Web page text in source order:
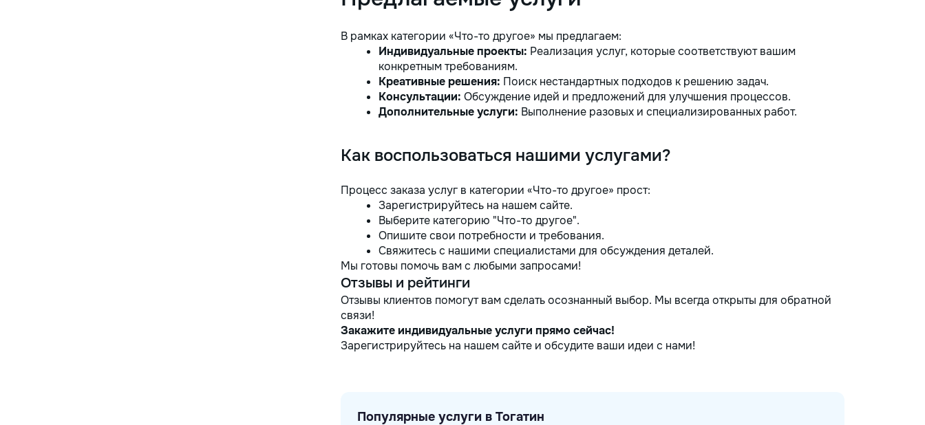
funcționale! Calitatea noastră –
В рамках категории «Что-то другое» мы предлагаем:
Индивидуальные проекты: Реализация услуг, которые соответствуют вашим
конкретным требованиям.
Креативные решения: Поиск нестандартных подходов к решению задач.
Консультации: Обсуждение идей и предложений для улучшения процессов.
Дополнительные услуги: Выполнение разовых и специализированных работ.
Как воспользоваться нашими услугами?
Процесс заказа услуг в категории «Что-то другое» прост:
Зарегистрируйтесь на нашем сайте.
Выберите категорию "Что-то другое".
Опишите свои потребности и требования.
Свяжитесь с нашими специалистами для обсуждения деталей.
Мы готовы помочь вам с любыми запросами!
Отзывы и рейтинги
Отзывы клиентов помогут вам сделать осознанный выбор. Мы всегда открыты для обратной
связи!
Закажите индивидуальные услуги прямо сейчас!
Зарегистрируйтесь на нашем сайте и обсудите ваши идеи с нами!
Популярные услуги в Тогатин